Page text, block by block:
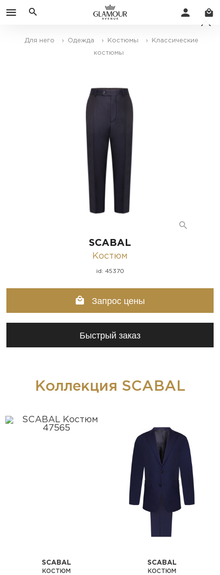
Для него › Одежда › Костюмы › Классические
костюмы
SCABAL
Костюм
id: 45370
Запрос цены
Быстрый заказ
Коллекция SCABAL
SCABAL
КОСТЮМ
SCABAL
КОСТЮМ